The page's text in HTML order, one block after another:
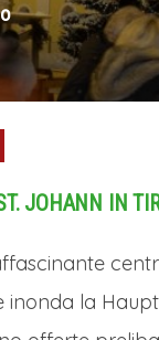
JOHANN IN
inonda la